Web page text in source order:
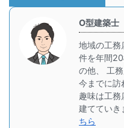
O型建築士
地域の工
件を年間
の他、 工
今までに訪
趣味は工務
建てていき
ちら